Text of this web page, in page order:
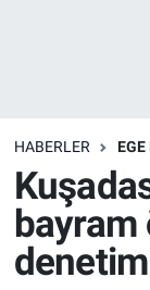
HABERLER EGE
bayram